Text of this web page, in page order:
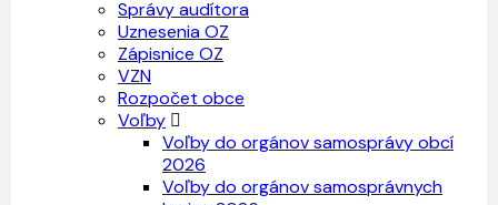
Správy audítora
Uznesenia OZ
Zápisnice OZ
VZN
Rozpočet obce
Voľby
Voľby do orgánov samosprávy obcí
2026
Voľby do orgánov samosprávnych